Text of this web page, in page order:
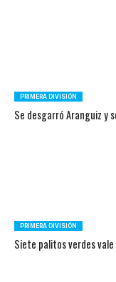
PRIMERA DIVISIÓN
Se desgarró Aranguiz y
PRIMERA DIVISIÓN
Siete palitos verdes vale